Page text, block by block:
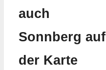
auch
Sonnberg auf
der Karte